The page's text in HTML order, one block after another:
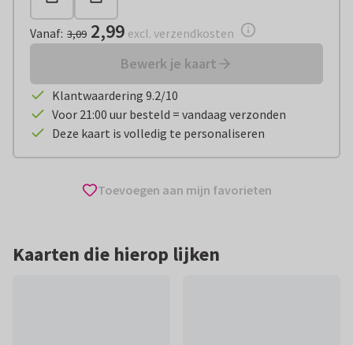
Vanaf: 3,09 2,99 excl. verzendkosten
Bewerk je kaart
Klantwaardering 9.2/10
Voor 21:00 uur besteld = vandaag verzonden
Deze kaart is volledig te personaliseren
Toevoegen aan mijn favorieten
Kaarten die hierop lijken